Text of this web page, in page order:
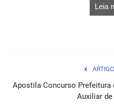
Leia
Apostila Concurso Prefeitura
Auxiliar